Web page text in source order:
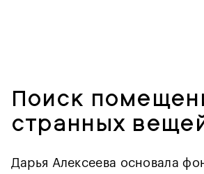
Поиск
странных
Дарья Алексеева основала